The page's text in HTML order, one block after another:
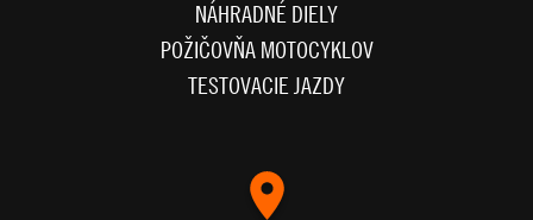
NÁHRADNÉ DIELY
POŽIČOVŇA MOTOCYKLOV
TESTOVACIE JAZDY